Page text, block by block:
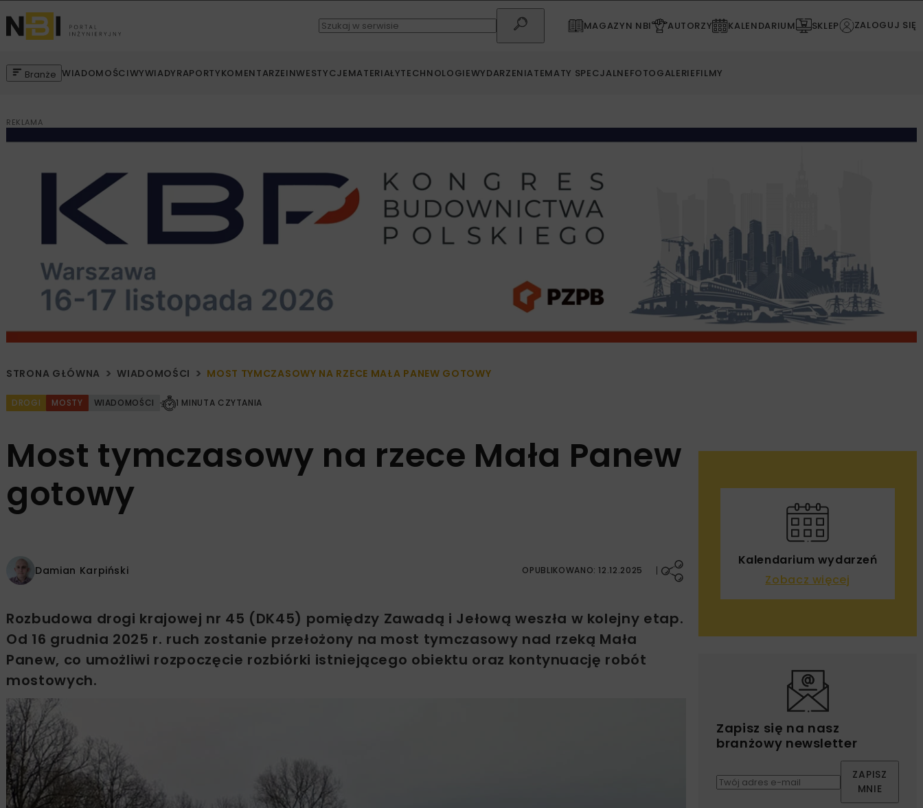
MAGAZYN NBI AUTORZY KALENDARIUM SKLEP ZALOGUJ SIĘ
Branże WIADOMOŚCIWYWIADYRAPORTYKOMENTARZEINWESTYCJEMATERIAŁYTECHNOLOGIEWYDARZENIATEMATY SPECJALNEFOTOGALERIEFILMY
REKLAMA
STRONA GŁÓWNA WIADOMOŚCI MOST TYMCZASOWY NA RZECE MAŁA PANEW GOTOWY
DROGI MOSTY WIADOMOŚCI 1 MINUTA CZYTANIA
Most tymczasowy na rzece Mała Panew
gotowy
Damian Karpiński OPUBLIKOWANO: 12.12.2025
Rozbudowa drogi krajowej nr 45 (DK45) pomiędzy Zawadą i Jełową weszła w kolejny etap.
Od 16 grudnia 2025 r. ruch zostanie przełożony na most tymczasowy nad rzeką Mała
Panew, co umożliwi rozpoczęcie rozbiórki istniejącego obiektu oraz kontynuację robót
mostowych.
Kalendarium wydarzeń
Zobacz więcej
Zapisz się na nasz
branżowy newsletter
ZAPISZ
MNIE